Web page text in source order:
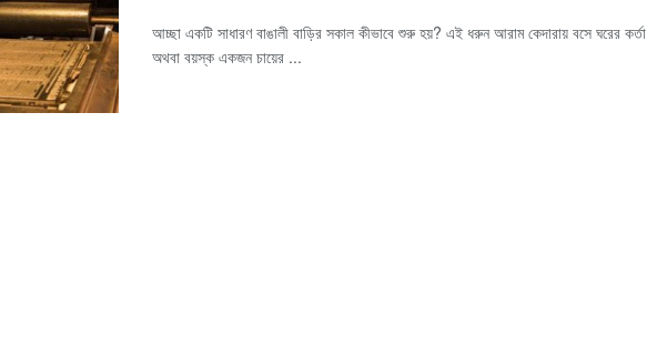
আচ্ছা একটি সাধারণ বাঙালী বাড়ির সকাল কীভাবে শুরু হয়? এই ধরুন আরাম কেদারায় বসে ঘরের কর্তা
অথবা বয়স্ক একজন চায়ের ...